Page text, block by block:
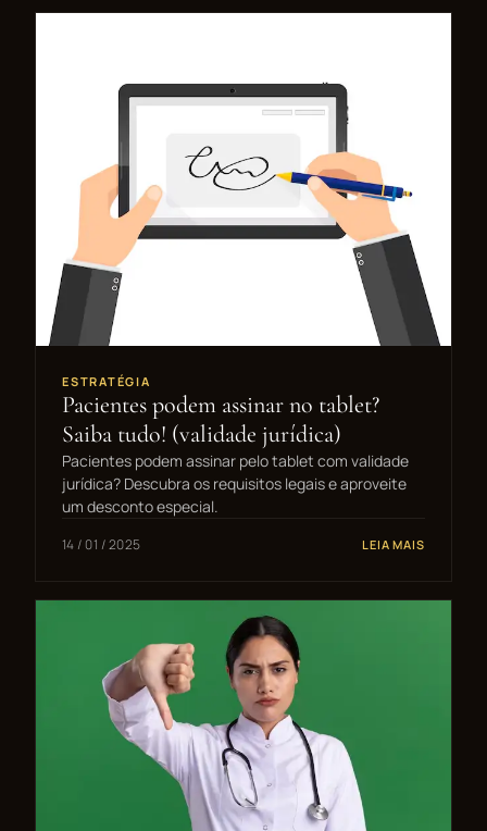
ESTRATÉGIA
Pacientes podem assinar no tablet?
Saiba tudo! (validade jurídica)
Pacientes podem assinar pelo tablet com validade
jurídica? Descubra os requisitos legais e aproveite
um desconto especial.
14 / 01 / 2025 LEIA MAIS